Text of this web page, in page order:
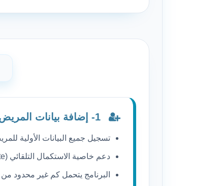
تسجيل جميع البيانات الأولية
دعم خاصية الاستكمال التلقائي (Autocomplete) أثناء الكتابة
البرنامج يتحمل كم غير محدود